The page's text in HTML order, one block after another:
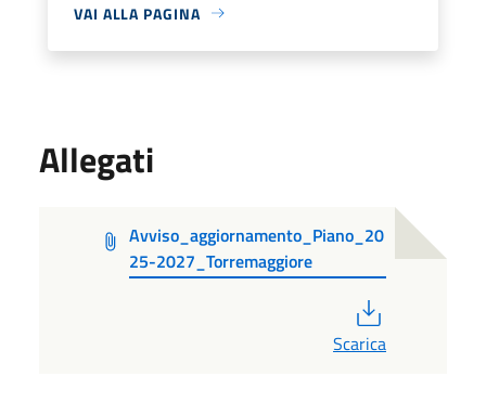
VAI ALLA PAGINA
Allegati
Avviso_aggiornamento_Piano_20
25-2027_Torremaggiore
Scarica